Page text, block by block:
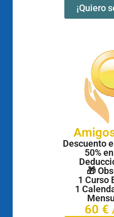
¡Quiero
Descuento
50%
🎁
1 Curso
1
60 €